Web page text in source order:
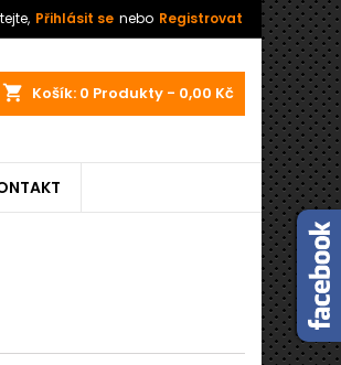
Přihlásit se nebo Registrovat
shopping_cart Košík: 0 Produkty - 0,00 Kč